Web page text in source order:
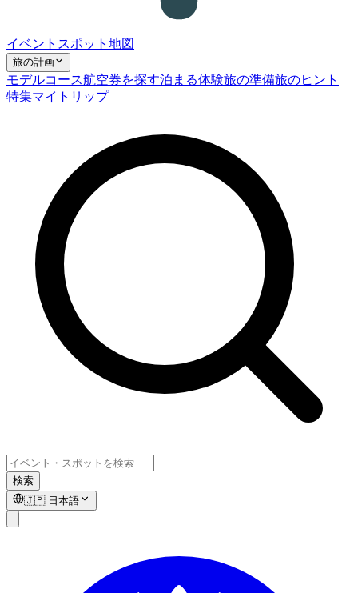
イベント スポット 地図
旅の計画
モデルコース航空券を探す泊まる体験旅の準備旅のヒント
特集マイトリップ
検索
🇯🇵 日本語